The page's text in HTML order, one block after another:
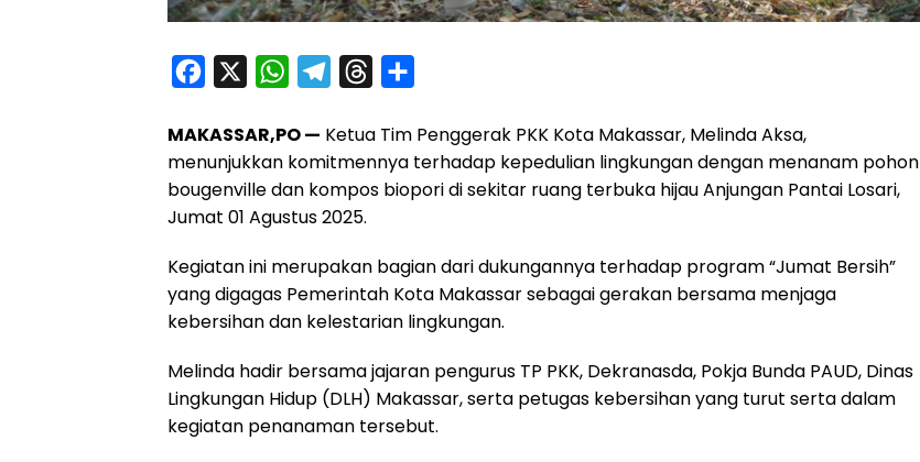
c
e
b
o
k
W
a
t
s
p
p
l
e
g
a
m
r
e
a
s
a
r
e
MAKASSAR,PO — Ketua Tim Penggerak PKK Kota Makassar, Melinda Aksa,
menunjukkan komitmennya terhadap kepedulian lingkungan dengan menanam pohon
bougenville dan kompos biopori di sekitar ruang terbuka hijau Anjungan Pantai Losari,
Jumat 01 Agustus 2025.
Kegiatan ini merupakan bagian dari dukungannya terhadap program “Jumat Bersih”
yang digagas Pemerintah Kota Makassar sebagai gerakan bersama menjaga
kebersihan dan kelestarian lingkungan.
Melinda hadir bersama jajaran pengurus TP PKK, Dekranasda, Pokja Bunda PAUD, Dinas
Lingkungan Hidup (DLH) Makassar, serta petugas kebersihan yang turut serta dalam
kegiatan penanaman tersebut.